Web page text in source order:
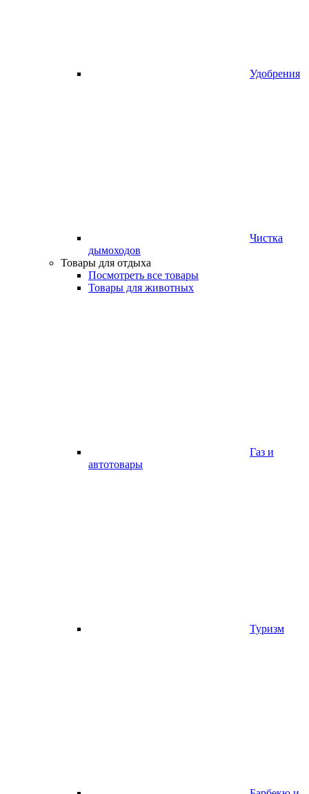
Удобрения
Чистка
дымоходов
Товары для отдыха
Посмотреть все товары
Товары для животных
Газ и
автотовары
Туризм